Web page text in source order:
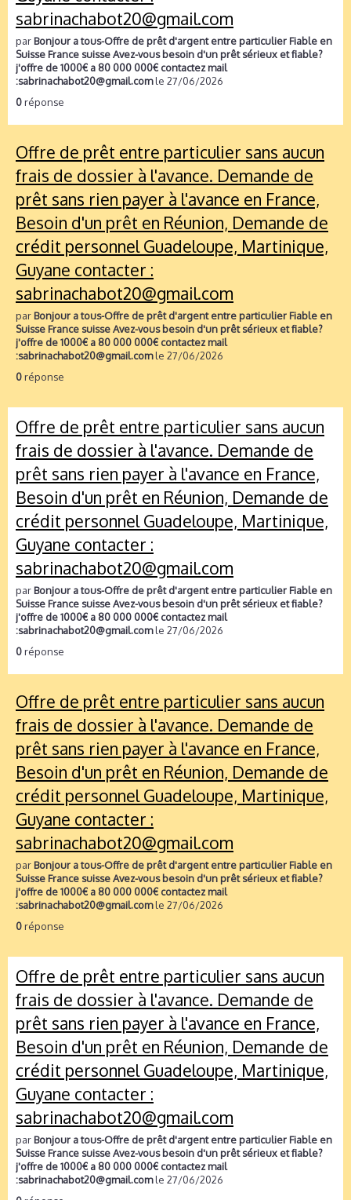
sabrinachabot20@gmail.com
parBonjour a tous-Offre de prêt d'argent entre particulier Fiable en
Suisse France suisse Avez-vous besoin d'un prêt sérieux et fiable?
j'offre de 1000€ a 80 000 000€ contactez mail
:sabrinachabot20@gmail.comle 27/06/2026
0réponse
Offre de prêt entre particulier sans aucun
frais de dossier à l'avance. Demande de
prêt sans rien payer à l'avance en France,
Besoin d'un prêt en Réunion, Demande de
crédit personnel Guadeloupe, Martinique,
Guyane contacter :
sabrinachabot20@gmail.com
parBonjour a tous-Offre de prêt d'argent entre particulier Fiable en
Suisse France suisse Avez-vous besoin d'un prêt sérieux et fiable?
j'offre de 1000€ a 80 000 000€ contactez mail
:sabrinachabot20@gmail.comle 27/06/2026
0réponse
Offre de prêt entre particulier sans aucun
frais de dossier à l'avance. Demande de
prêt sans rien payer à l'avance en France,
Besoin d'un prêt en Réunion, Demande de
crédit personnel Guadeloupe, Martinique,
Guyane contacter :
sabrinachabot20@gmail.com
parBonjour a tous-Offre de prêt d'argent entre particulier Fiable en
Suisse France suisse Avez-vous besoin d'un prêt sérieux et fiable?
j'offre de 1000€ a 80 000 000€ contactez mail
:sabrinachabot20@gmail.comle 27/06/2026
0réponse
Offre de prêt entre particulier sans aucun
frais de dossier à l'avance. Demande de
prêt sans rien payer à l'avance en France,
Besoin d'un prêt en Réunion, Demande de
crédit personnel Guadeloupe, Martinique,
Guyane contacter :
sabrinachabot20@gmail.com
parBonjour a tous-Offre de prêt d'argent entre particulier Fiable en
Suisse France suisse Avez-vous besoin d'un prêt sérieux et fiable?
j'offre de 1000€ a 80 000 000€ contactez mail
:sabrinachabot20@gmail.comle 27/06/2026
0réponse
Offre de prêt entre particulier sans aucun
frais de dossier à l'avance. Demande de
prêt sans rien payer à l'avance en France,
Besoin d'un prêt en Réunion, Demande de
crédit personnel Guadeloupe, Martinique,
Guyane contacter :
sabrinachabot20@gmail.com
parBonjour a tous-Offre de prêt d'argent entre particulier Fiable en
Suisse France suisse Avez-vous besoin d'un prêt sérieux et fiable?
j'offre de 1000€ a 80 000 000€ contactez mail
:sabrinachabot20@gmail.comle 27/06/2026